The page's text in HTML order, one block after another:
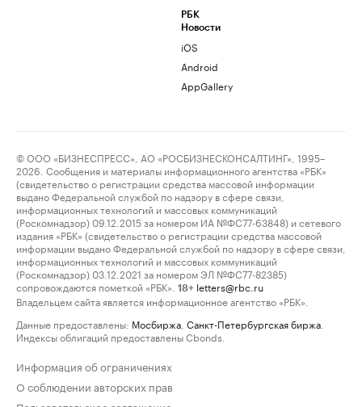
РБК
Новости
iOS
Android
AppGallery
© ООО «БИЗНЕСПРЕСС», АО «РОСБИЗНЕСКОНСАЛТИНГ», 1995–
2026. Сообщения и материалы информационного агентства «РБК»
(свидетельство о регистрации средства массовой информации
выдано Федеральной службой по надзору в сфере связи,
информационных технологий и массовых коммуникаций
(Роскомнадзор) 09.12.2015 за номером ИА №ФС77-63848) и сетевого
издания «РБК» (свидетельство о регистрации средства массовой
информации выдано Федеральной службой по надзору в сфере связи,
информационных технологий и массовых коммуникаций
(Роскомнадзор) 03.12.2021 за номером ЭЛ №ФС77-82385)
сопровождаются пометкой «РБК».
18+ letters@rbc.ru
Владельцем сайта является информационное агентство «РБК».
Данные предоставлены: Мосбиржа Санкт-Петербургская биржа
Индексы облигаций предоставлены Cbonds.
Информация об ограничениях
О соблюдении авторских прав